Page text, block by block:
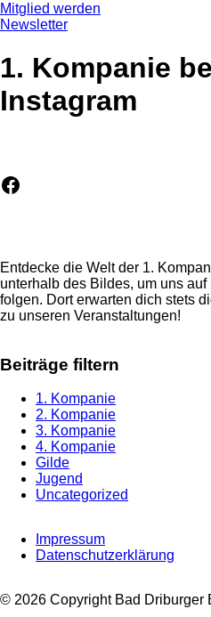
Mitglied werden
Newsletter
1. Kompanie
Instagram
Facebook
Entdecke die Welt der 1.
unterhalb des Bildes, um uns
folgen. Dort erwarten dich stets
zu unseren Veranstaltungen!
Beiträge filtern
1. Kompanie
2. Kompanie
3. Kompanie
4. Kompanie
Gilde
Jugend
Uncategorized
Impressum
Datenschutzerklärung
© 2026 Copyright Bad Driburger